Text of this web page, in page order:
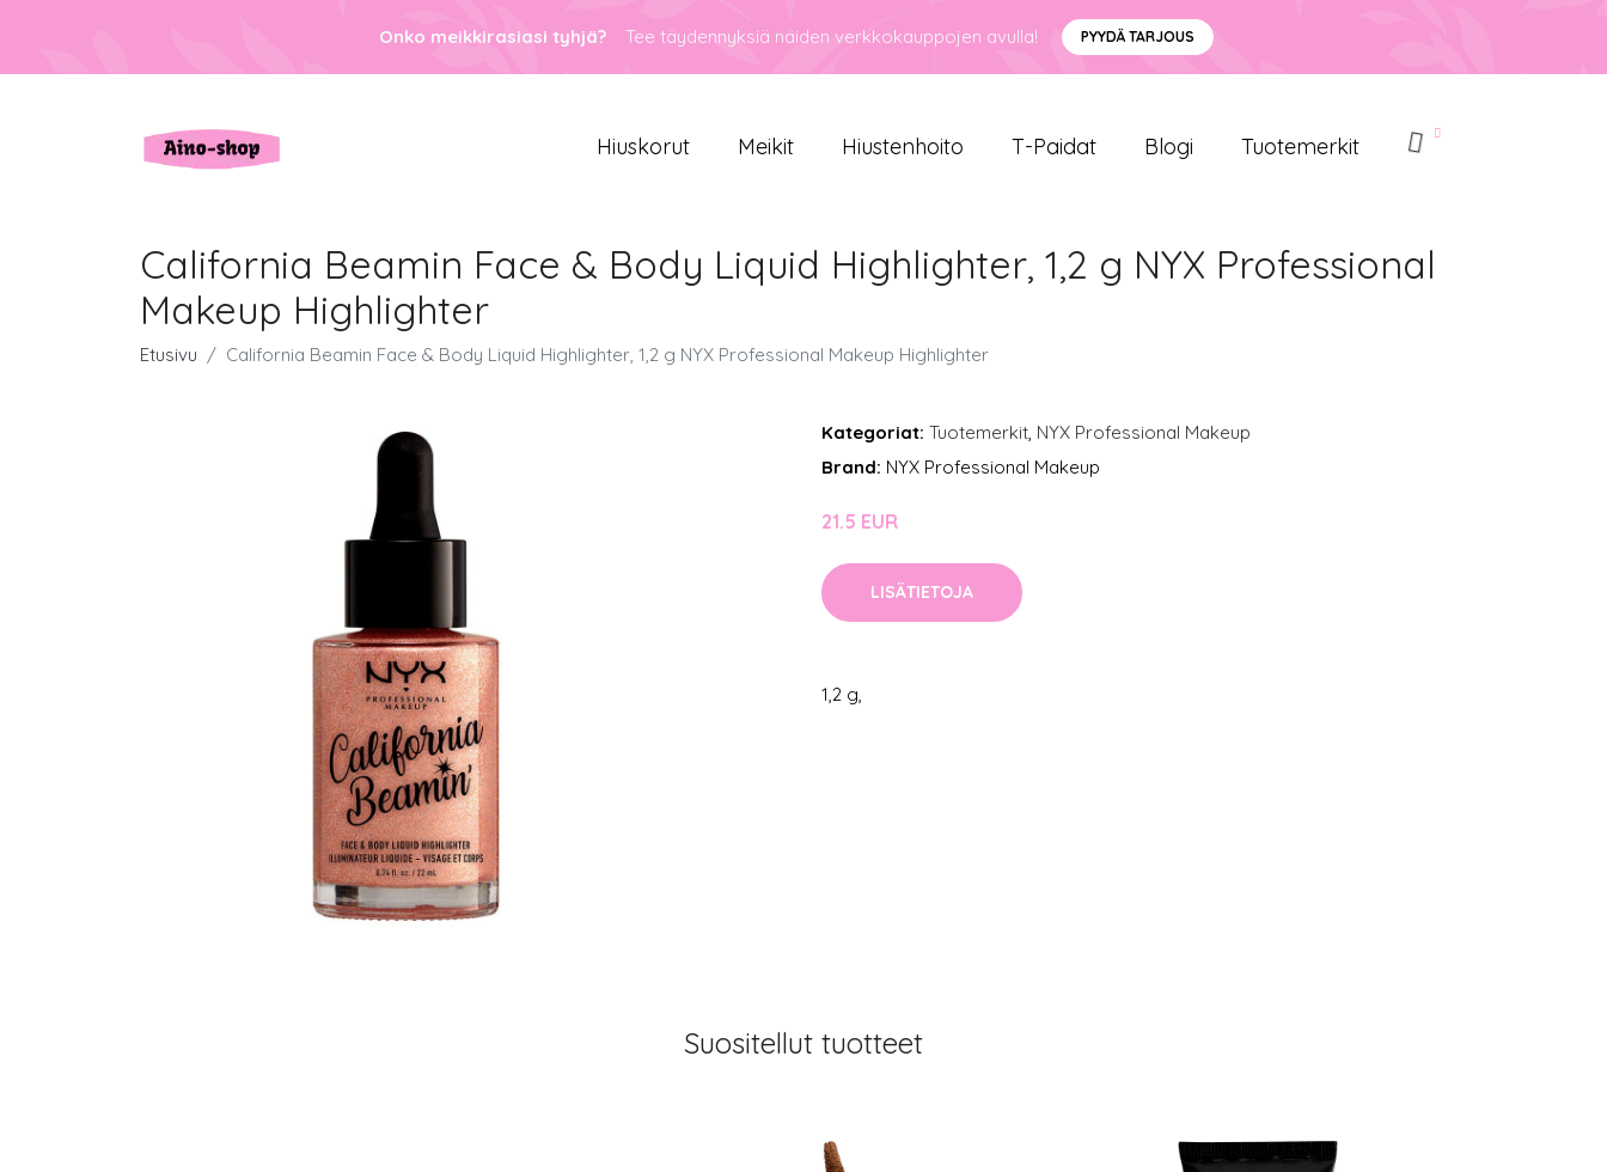
Onko meikkirasiasi tyhjä? Tee täydennyksiä näiden verkkokauppojen avulla! PYYDÄ TARJOUS
Hiuskorut Meikit Hiustenhoito T-Paidat Blogi Tuotemerkit
California Beamin Face & Body Liquid Highlighter, 1,2 g NYX Professional
Makeup Highlighter
Etusivu California Beamin Face & Body Liquid Highlighter, 1,2 g NYX Professional Makeup Highlighter
Kategoriat: Tuotemerkit, NYX Professional Makeup
Brand: NYX Professional Makeup
21.5 EUR
LISÄTIETOJA
1,2 g,
Suositellut tuotteet